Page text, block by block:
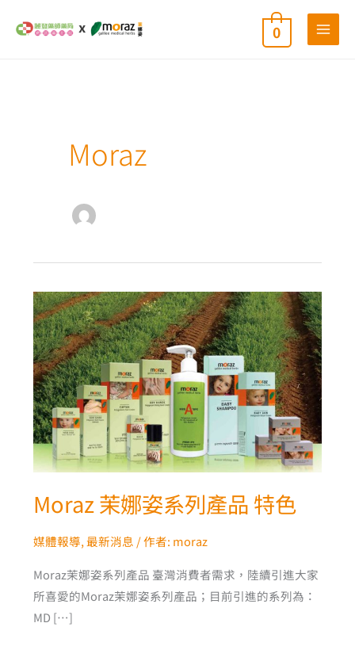
0
Moraz
Moraz 茉娜姿系列產品 特色
媒體報導,最新消息 / 作者: moraz
Moraz茉娜姿系列產品 臺灣消費者需求，陸續引進大家
所喜愛的Moraz茉娜姿系列產品；目前引進的系列為：
MD […]
Moraz
茉
娜
姿
系
列
產
品
特
色